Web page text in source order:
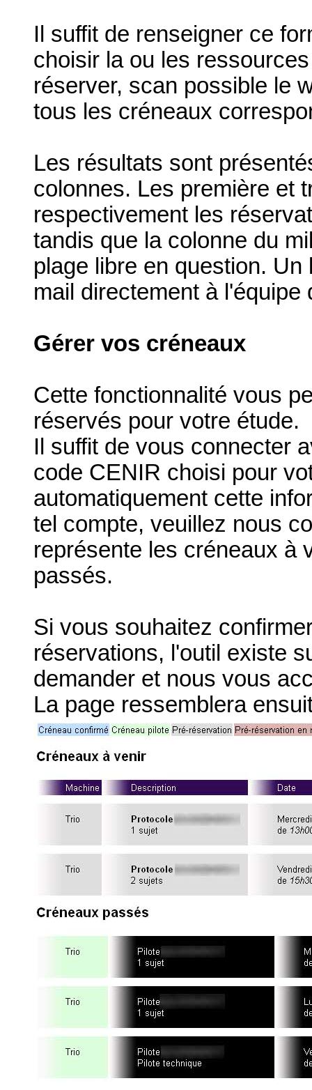
Il suffit de renseigner ce
choisir la ou les
réserver, scan possible le
tous les créneaux
Les résultats sont
colonnes. Les première et
respectivement les
tandis que la colonne du
plage libre en question.
mail directement à l'équipe
Gérer vos créneaux
Cette fonctionnalité vous
réservés pour votre étude.
Il suffit de vous connecter
code CENIR choisi pour
automatiquement cette
tel compte, veuillez nous
représente les créneaux à
passés.
Si vous souhaitez
réservations, l'outil existe
demander et nous vous
La page ressemblera